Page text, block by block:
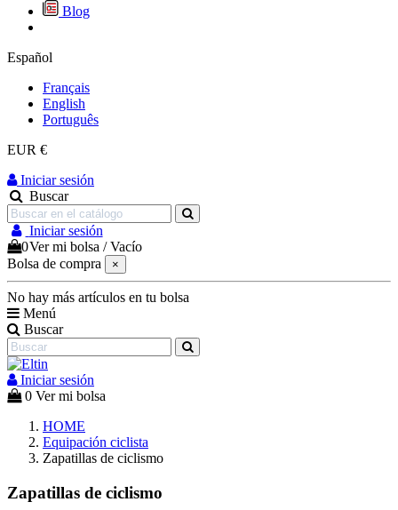
Blog
Español
Français
English
Português
EUR €
Iniciar sesión
Buscar
Iniciar sesión
0Ver mi bolsa /Vacío
Bolsa de compra
×
No hay más artículos en tu bolsa
Menú
Buscar
Iniciar sesión
0 Ver mi bolsa
HOME
Equipación ciclista
Zapatillas de ciclismo
Zapatillas de ciclismo